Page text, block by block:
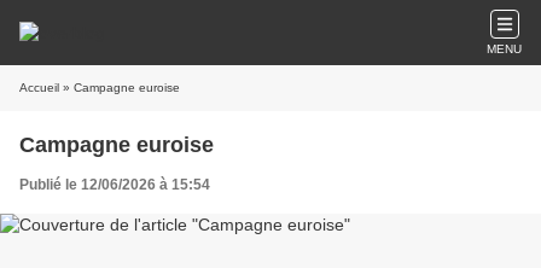
MENU
Accueil » Campagne euroise
Campagne euroise
Publié le 12/06/2026 à 15:54